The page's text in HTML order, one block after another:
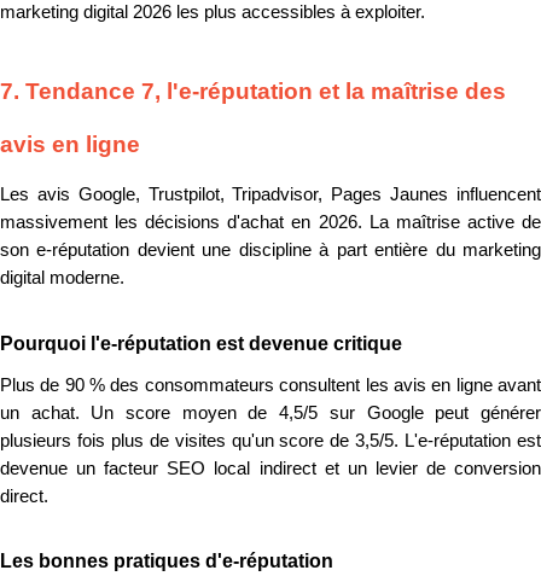
marketing digital 2026 les plus accessibles à exploiter.
7. Tendance 7, l'e-réputation et la maîtrise des
avis en ligne
Les avis Google, Trustpilot, Tripadvisor, Pages Jaunes influencent
massivement les décisions d'achat en 2026. La maîtrise active de
son e-réputation devient une discipline à part entière du marketing
digital moderne.
Pourquoi l'e-réputation est devenue critique
Plus de 90 % des consommateurs consultent les avis en ligne avant
un achat. Un score moyen de 4,5/5 sur Google peut générer
plusieurs fois plus de visites qu'un score de 3,5/5. L'e-réputation est
devenue un facteur SEO local indirect et un levier de conversion
direct.
Les bonnes pratiques d'e-réputation